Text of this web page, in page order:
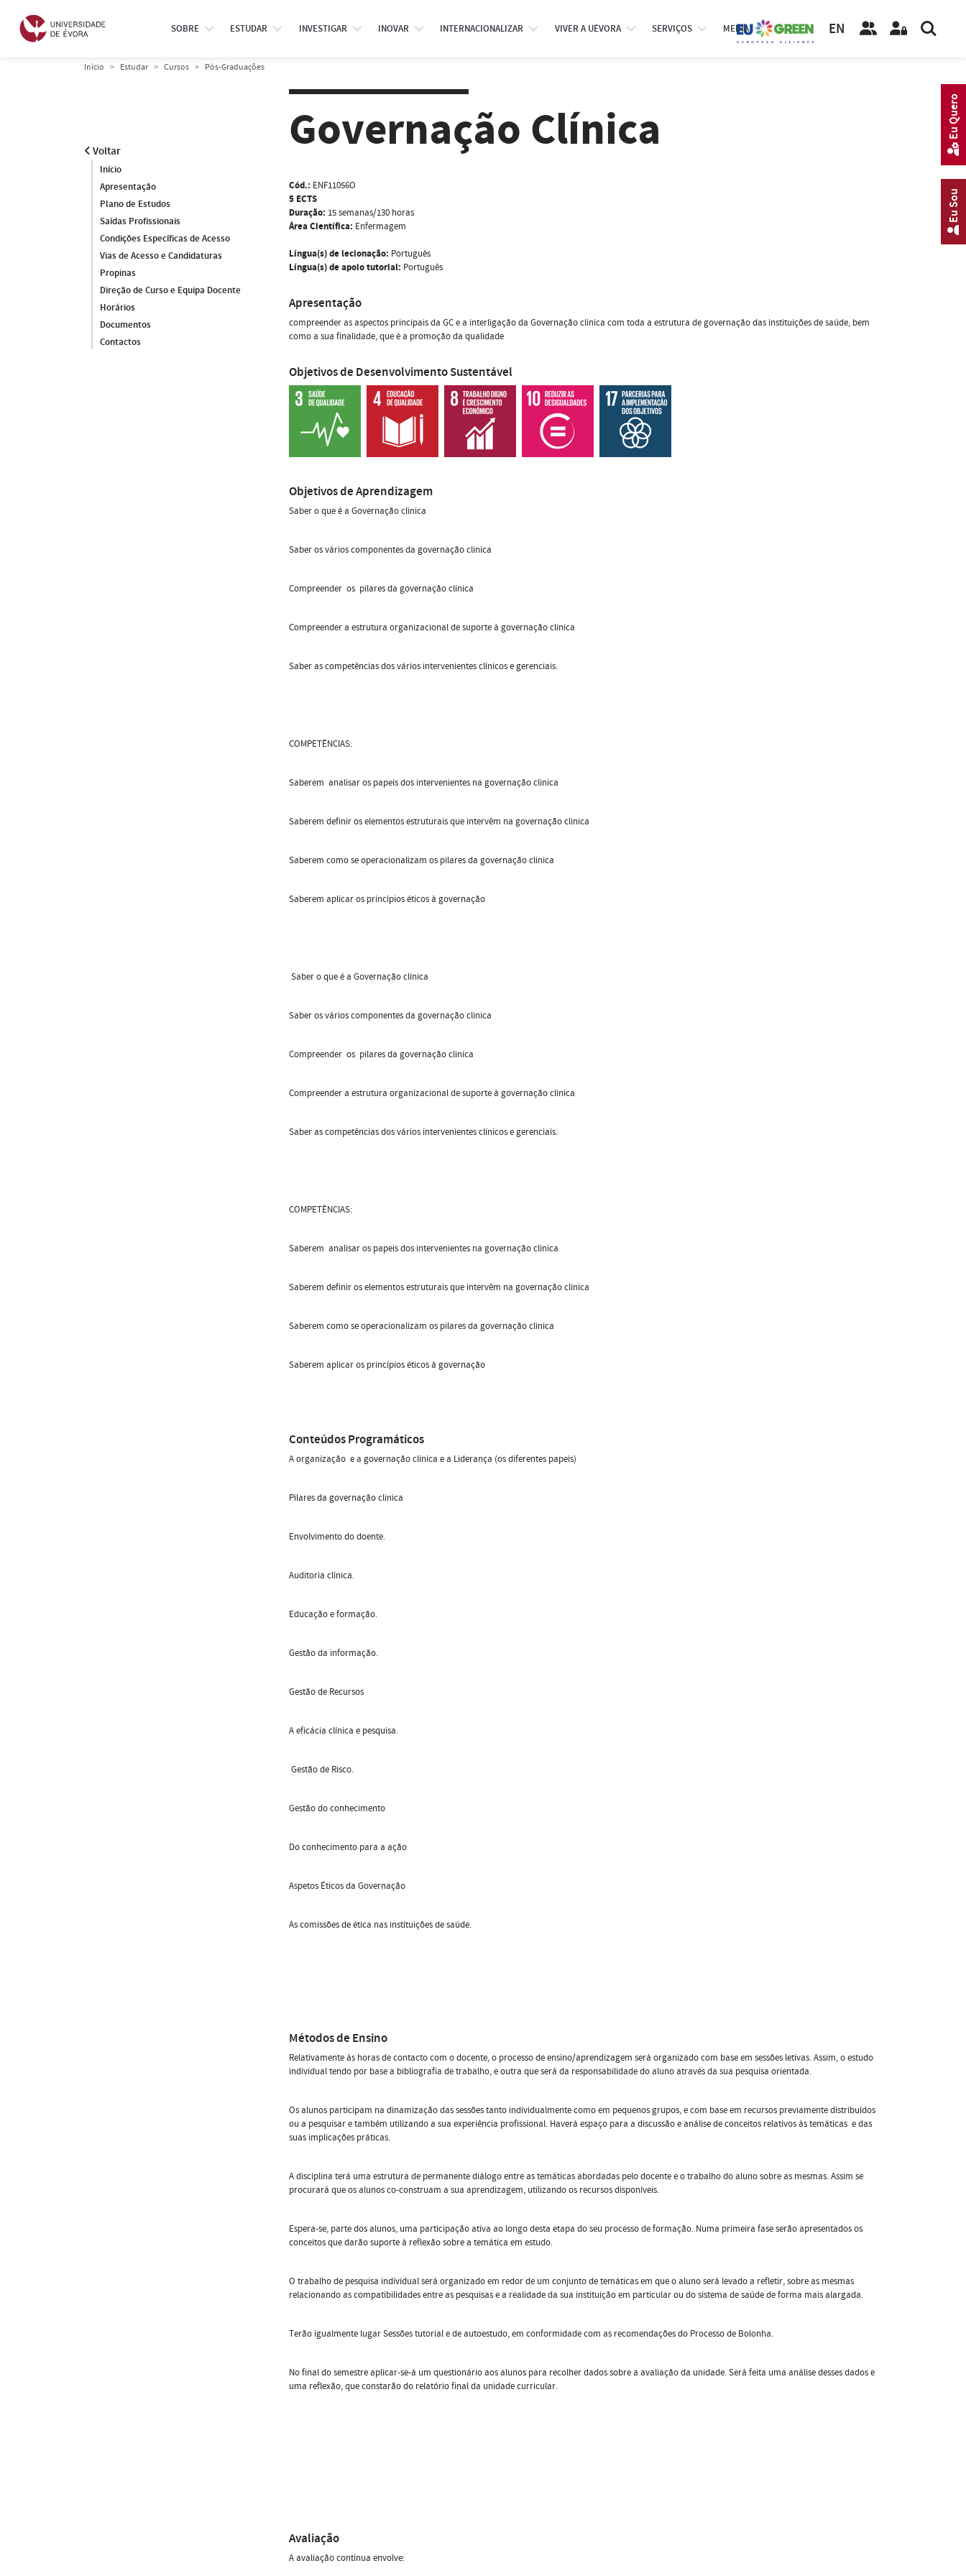
SOBRE ESTUDAR INVESTIGAR INOVAR INTERNACIONALIZAR VIVER A UÉVORA SERVIÇOS MEDIA EN
Início Estudar Cursos Pós-Graduações
Voltar
Início
Apresentação
Plano de Estudos
Saídas Profissionais
Condições Específicas de Acesso
Vias de Acesso e Candidaturas
Propinas
Direção de Curso e Equipa Docente
Horários
Documentos
Contactos
Governação Clínica
Cód.: ENF11056O
5 ECTS
Duração: 15 semanas/130 horas
Área Científica: Enfermagem
Língua(s) de lecionação: Português
Língua(s) de apoio tutorial: Português
Apresentação
compreender as aspectos principais da GC e a interligação da Governação clinica com toda a estrutura de governação das instituições de saúde, bem
como a sua finalidade, que é a promoção da qualidade
Objetivos de Desenvolvimento Sustentável
Objetivos de Aprendizagem
Saber o que é a Governação clinica
Saber os vários componentes da governação clinica
Compreender os pilares da governação clinica
Compreender a estrutura organizacional de suporte à governação clinica
Saber as competências dos vários intervenientes clínicos e gerenciais.
COMPETÊNCIAS:
Saberem analisar os papeis dos intervenientes na governação clinica
Saberem definir os elementos estruturais que intervêm na governação clinica
Saberem como se operacionalizam os pilares da governação clinica
Saberem aplicar os princípios éticos à governação
Saber o que é a Governação clinica
Saber os vários componentes da governação clinica
Compreender os pilares da governação clinica
Compreender a estrutura organizacional de suporte à governação clinica
Saber as competências dos vários intervenientes clínicos e gerenciais.
COMPETÊNCIAS:
Saberem analisar os papeis dos intervenientes na governação clinica
Saberem definir os elementos estruturais que intervêm na governação clinica
Saberem como se operacionalizam os pilares da governação clinica
Saberem aplicar os princípios éticos à governação
Conteúdos Programáticos
A organização e a governação clinica e a Liderança (os diferentes papeis)
Pilares da governação clinica
Envolvimento do doente.
Auditoria clínica.
Educação e formação.
Gestão da informação.
Gestão de Recursos
A eficácia clínica e pesquisa.
Gestão de Risco.
Gestão do conhecimento
Do conhecimento para a ação
Aspetos Éticos da Governação
As comissões de ética nas instituições de saúde.
Métodos de Ensino
Relativamente às horas de contacto com o docente, o processo de ensino/aprendizagem será organizado com base em sessões letivas. Assim, o estudo
individual tendo por base a bibliografia de trabalho, e outra que será da responsabilidade do aluno através da sua pesquisa orientada.
Os alunos participam na dinamização das sessões tanto individualmente como em pequenos grupos, e com base em recursos previamente distribuídos
ou a pesquisar e também utilizando a sua experiência profissional. Haverá espaço para a discussão e análise de conceitos relativos às temáticas e das
suas implicações práticas.
A disciplina terá uma estrutura de permanente diálogo entre as temáticas abordadas pelo docente e o trabalho do aluno sobre as mesmas. Assim se
procurará que os alunos co-construam a sua aprendizagem, utilizando os recursos disponíveis.
Espera-se, parte dos alunos, uma participação ativa ao longo desta etapa do seu processo de formação. Numa primeira fase serão apresentados os
conceitos que darão suporte à reflexão sobre a temática em estudo.
O trabalho de pesquisa individual será organizado em redor de um conjunto de temáticas em que o aluno será levado a refletir, sobre as mesmas
relacionando as compatibilidades entre as pesquisas e a realidade da sua instituição em particular ou do sistema de saúde de forma mais alargada.
Terão igualmente lugar Sessões tutorial e de autoestudo, em conformidade com as recomendações do Processo de Bolonha.
No final do semestre aplicar-se-á um questionário aos alunos para recolher dados sobre a avaliação da unidade. Será feita uma análise desses dados e
uma reflexão, que constarão do relatório final da unidade curricular.
Avaliação
A avaliação contínua envolve:
Eu Sou
Eu Quero